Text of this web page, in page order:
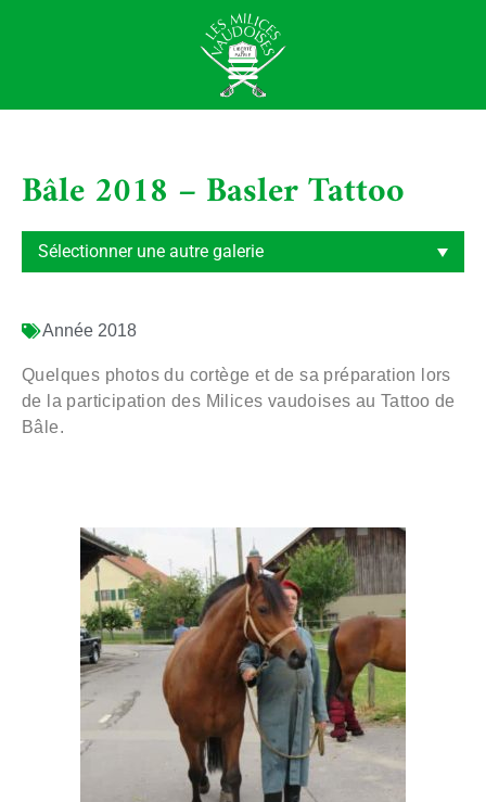
Bâle 2018 – Basler Tattoo
Année 2018
Quelques photos du cortège et de sa préparation lors
de la participation des Milices vaudoises au Tattoo de
Bâle.